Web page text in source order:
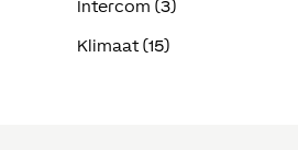
Intercom (3)
Klimaat (15)